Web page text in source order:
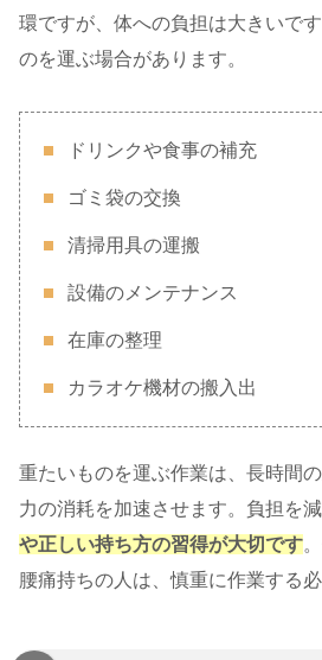
環ですが、体への負担は大きいで
のを運ぶ場合があります。
ドリンクや食事の補充
ゴミ袋の交換
清掃用具の運搬
設備のメンテナンス
在庫の整理
カラオケ機材の搬入出
重たいものを運ぶ作業は、長時間
力の消耗を加速させます。負担を減
や正しい持ち方の習得が大切です
腰痛持ちの人は、慎重に作業する必